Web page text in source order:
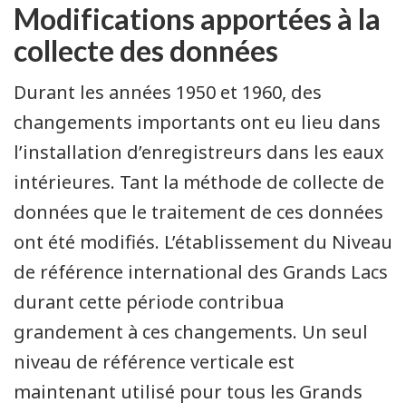
Modifications apportées à la
collecte des données
Durant les années 1950 et 1960, des
changements importants ont eu lieu dans
l’installation d’enregistreurs dans les eaux
intérieures. Tant la méthode de collecte de
données que le traitement de ces données
ont été modifiés. L’établissement du Niveau
de référence international des Grands Lacs
durant cette période contribua
grandement à ces changements. Un seul
niveau de référence verticale est
maintenant utilisé pour tous les Grands